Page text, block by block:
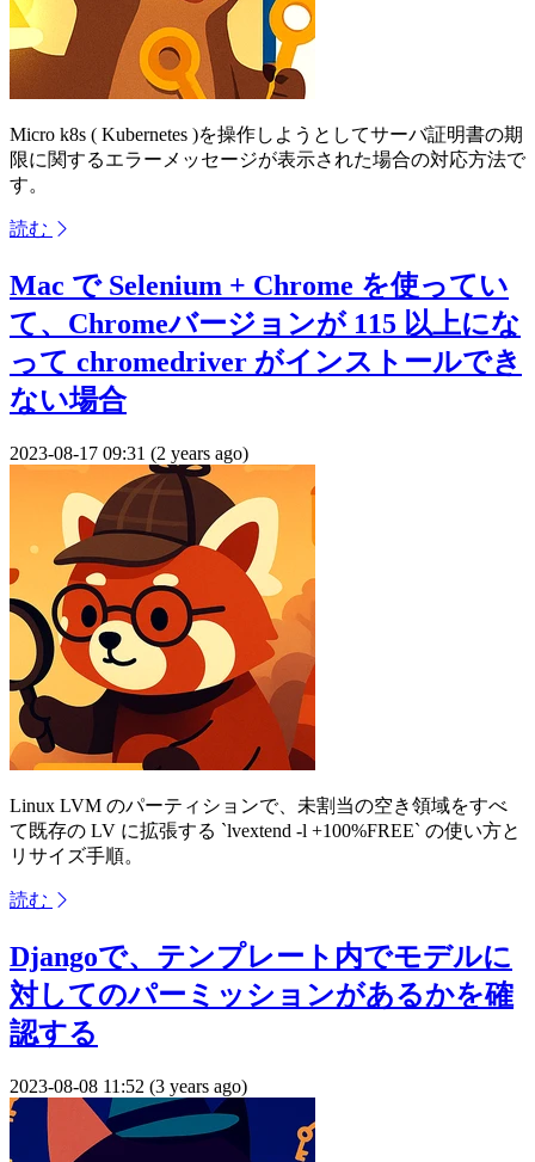
Micro k8s ( Kubernetes )を操作しようとしてサーバ証明書の期
限に関するエラーメッセージが表示された場合の対応方法で
す。
読む
Mac で Selenium + Chrome を使ってい
て、Chromeバージョンが 115 以上にな
って chromedriver がインストールでき
ない場合
2023-08-17 09:31 (2 years ago)
Linux LVM のパーティションで、未割当の空き領域をすべ
て既存の LV に拡張する `lvextend -l +100%FREE` の使い方と
リサイズ手順。
読む
Djangoで、テンプレート内でモデルに
対してのパーミッションがあるかを確
認する
2023-08-08 11:52 (3 years ago)